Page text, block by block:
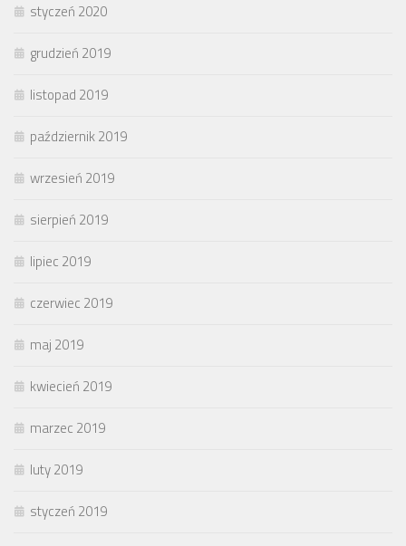
styczeń 2020
grudzień 2019
listopad 2019
październik 2019
wrzesień 2019
sierpień 2019
lipiec 2019
czerwiec 2019
maj 2019
kwiecień 2019
marzec 2019
luty 2019
styczeń 2019